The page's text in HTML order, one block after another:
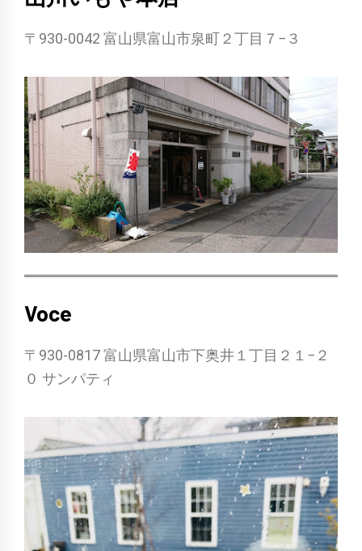
〒930-0042 富山県富山市泉町２丁目７−３
Voce
〒930-0817 富山県富山市下奥井１丁目２１−２
０ サンパティ